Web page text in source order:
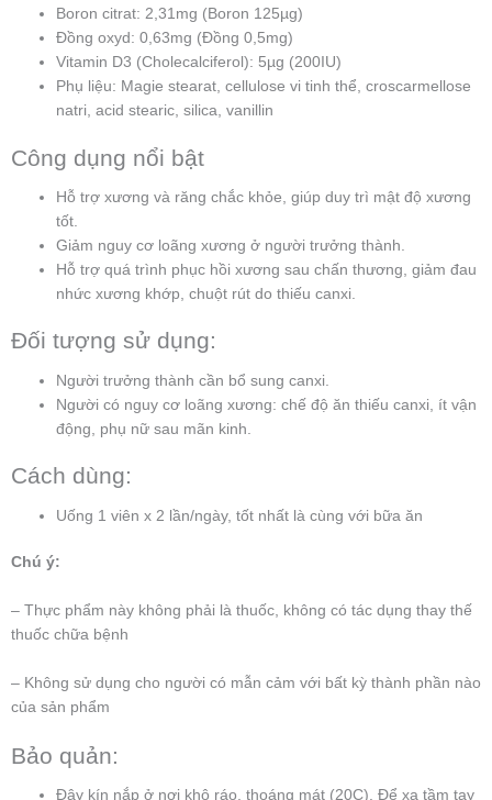
Boron citrat: 2,31mg (Boron 125µg)
Đồng oxyd: 0,63mg (Đồng 0,5mg)
Vitamin D3 (Cholecalciferol): 5µg (200IU)
Phụ liệu: Magie stearat, cellulose vi tinh thể, croscarmellose
natri, acid stearic, silica, vanillin
Công dụng nổi bật
Hỗ trợ xương và răng chắc khỏe, giúp duy trì mật độ xương
tốt.
Giảm nguy cơ loãng xương ở người trưởng thành.
Hỗ trợ quá trình phục hồi xương sau chấn thương, giảm đau
nhức xương khớp, chuột rút do thiếu canxi.
Đối tượng sử dụng:
Người trưởng thành cần bổ sung canxi.
Người có nguy cơ loãng xương: chế độ ăn thiếu canxi, ít vận
động, phụ nữ sau mãn kinh.
Cách dùng:
Uống 1 viên x 2 lần/ngày, tốt nhất là cùng với bữa ăn
Chú ý:
– Thực phẩm này không phải là thuốc, không có tác dụng thay thế
thuốc chữa bệnh
– Không sử dụng cho người có mẫn cảm với bất kỳ thành phần nào
của sản phẩm
Bảo quản:
Đậy kín nắp ở nơi khô ráo, thoáng mát (20C). Để xa tầm tay